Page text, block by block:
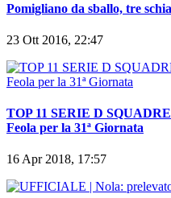
Pomigliano da sballo, tre
23 Ott 2016, 22:47
TOP 11 SERIE D
Feola per la 31ª Giornata
16 Apr 2018, 17:57